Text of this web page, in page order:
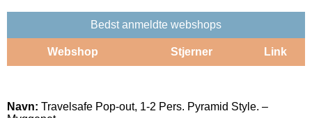
Bedst anmeldte webshops
Webshop Stjerner Link
Navn: Travelsafe Pop-out, 1-2 Pers. Pyramid Style. –